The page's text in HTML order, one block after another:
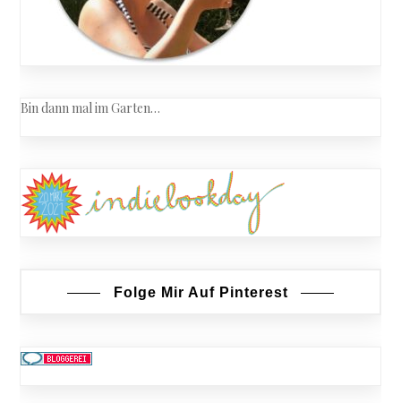
Bin dann mal im Garten…
Folge Mir Auf Pinterest